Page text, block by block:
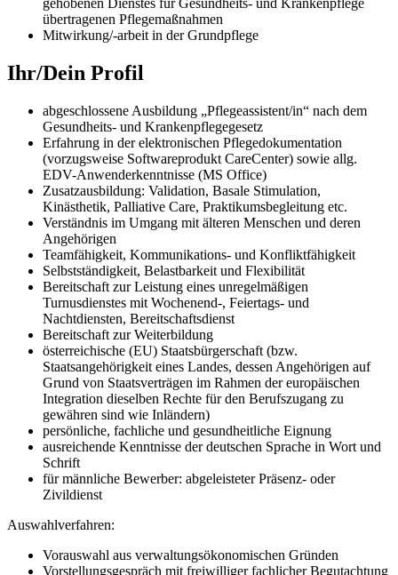
gehobenen Dienstes für Gesundheits- und Krankenpflege
übertragenen Pflegemaßnahmen
Mitwirkung/-arbeit in der Grundpflege
Ihr/Dein Profil
abgeschlossene Ausbildung „Pflegeassistent/in“ nach dem
Gesundheits- und Krankenpflegegesetz
Erfahrung in der elektronischen Pflegedokumentation
(vorzugsweise Softwareprodukt CareCenter) sowie allg.
EDV-Anwenderkenntnisse (MS Office)
Zusatzausbildung: Validation, Basale Stimulation,
Kinästhetik, Palliative Care, Praktikumsbegleitung etc.
Verständnis im Umgang mit älteren Menschen und deren
Angehörigen
Teamfähigkeit, Kommunikations- und Konfliktfähigkeit
Selbstständigkeit, Belastbarkeit und Flexibilität
Bereitschaft zur Leistung eines unregelmäßigen
Turnusdienstes mit Wochenend-, Feiertags- und
Nachtdiensten, Bereitschaftsdienst
Bereitschaft zur Weiterbildung
österreichische (EU) Staatsbürgerschaft (bzw.
Staatsangehörigkeit eines Landes, dessen Angehörigen auf
Grund von Staatsverträgen im Rahmen der europäischen
Integration dieselben Rechte für den Berufszugang zu
gewähren sind wie Inländern)
persönliche, fachliche und gesundheitliche Eignung
ausreichende Kenntnisse der deutschen Sprache in Wort und
Schrift
für männliche Bewerber: abgeleisteter Präsenz- oder
Zivildienst
Auswahlverfahren:
Vorauswahl aus verwaltungsökonomischen Gründen
Vorstellungsgespräch mit freiwilliger fachlicher Begutachtung